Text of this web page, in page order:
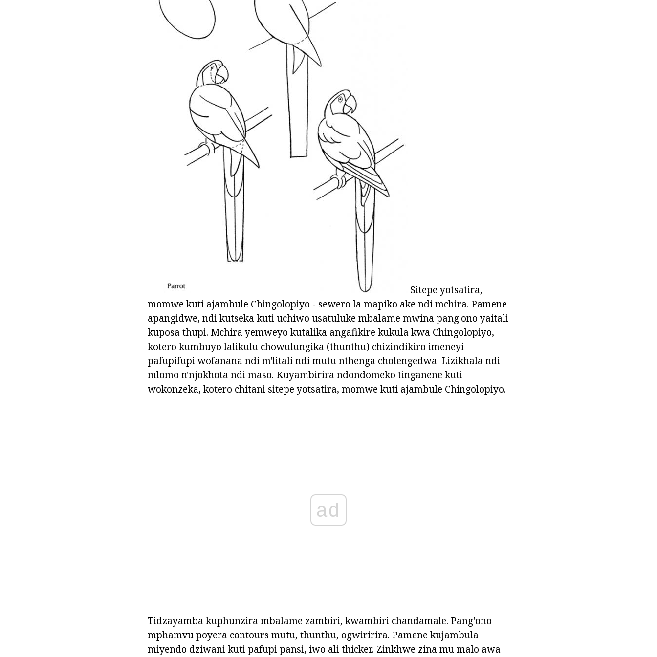
Sitepe yotsatira,
momwe kuti ajambule Chingolopiyo - sewero la mapiko ake ndi mchira. Pamene
apangidwe, ndi kutseka kuti uchiwo usatuluke mbalame mwina pang'ono yaitali
kuposa thupi. Mchira yemweyo kutalika angafikire kukula kwa Chingolopiyo,
kotero kumbuyo lalikulu chowulungika (thunthu) chizindikiro imeneyi
pafupifupi wofanana ndi m'litali ndi mutu nthenga cholengedwa. Lizikhala ndi
mlomo n'njokhota ndi maso. Kuyambirira ndondomeko tinganene kuti
wokonzeka, kotero chitani sitepe yotsatira, momwe kuti ajambule Chingolopiyo.
ad
Tidzayamba kuphunzira mbalame zambiri, kwambiri chandamale. Pang'ono
mphamvu poyera contours mutu, thunthu, ogwiririra. Pamene kujambula
miyendo dziwani kuti pafupi pansi, iwo ali thicker. Zinkhwe zina mu malo awa